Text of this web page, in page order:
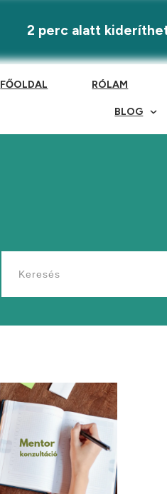
FŐOLDAL RÓLAM
BLOG
2 perc alatt